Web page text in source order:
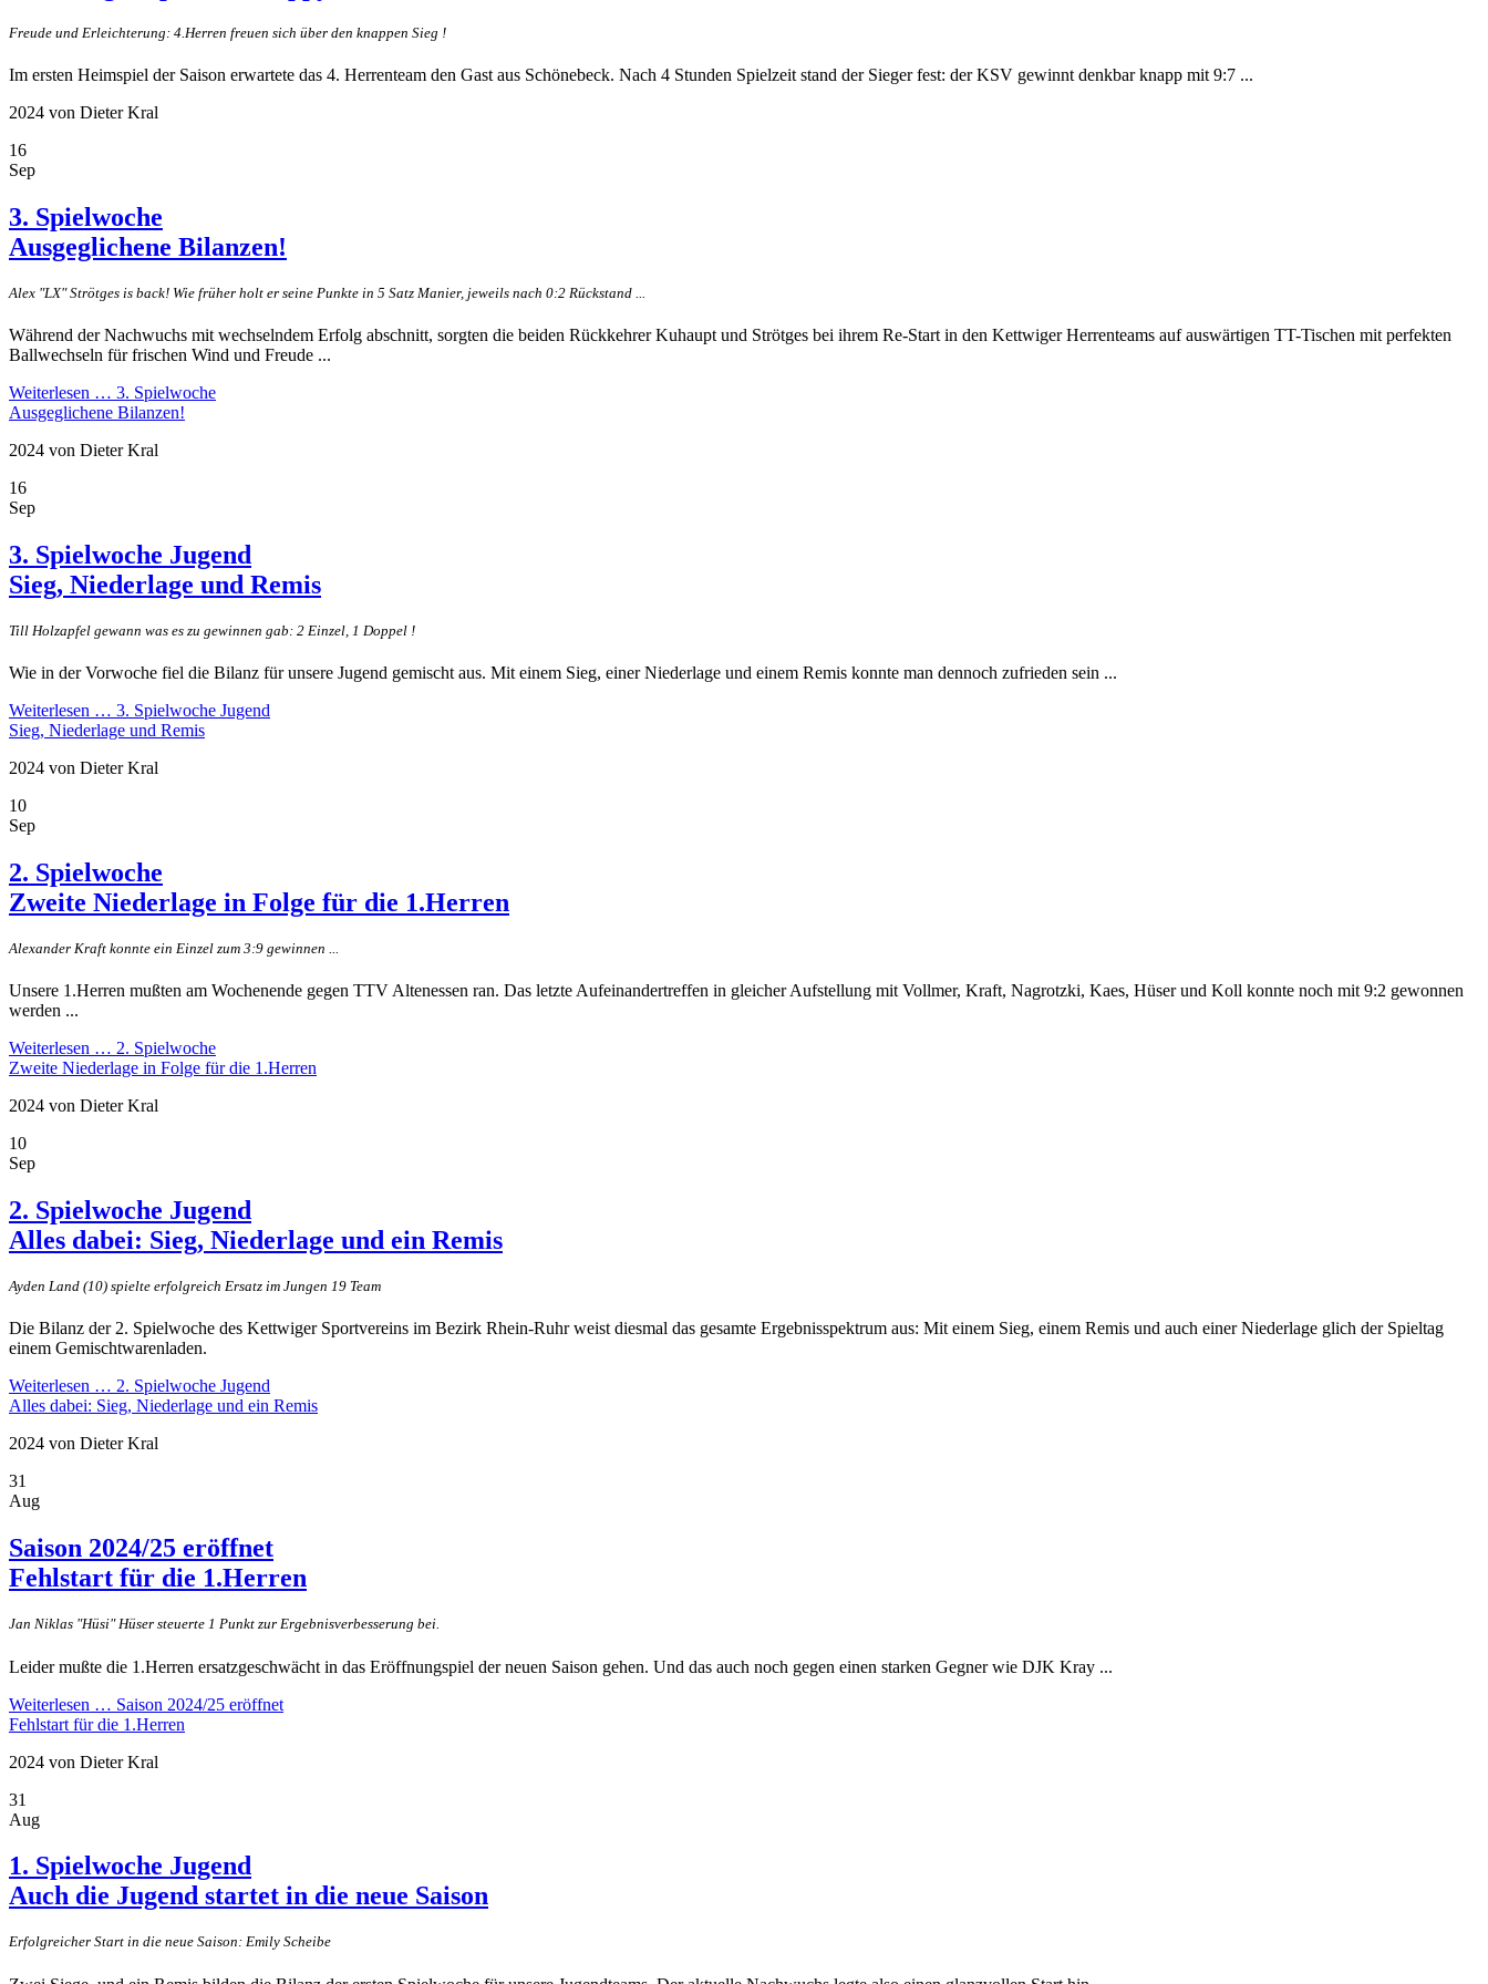
Freude und Erleichterung: 4.Herren freuen sich über den knappen Sieg !
Im ersten Heimspiel der Saison erwartete das 4. Herrenteam den Gast aus Schönebeck. Nach 4 Stunden Spielzeit stand der Sieger fest: der KSV gewinnt denkbar knapp mit 9:7 ...
2024 von Dieter Kral
16
Sep
3. Spielwoche
Ausgeglichene Bilanzen!
Alex "LX" Strötges is back! Wie früher holt er seine Punkte in 5 Satz Manier, jeweils nach 0:2 Rückstand ...
Während der Nachwuchs mit wechselndem Erfolg abschnitt, sorgten die beiden Rückkehrer Kuhaupt und Strötges bei ihrem Re-Start in den Kettwiger Herrenteams auf auswärtigen TT-Tischen mit perfekten
Ballwechseln für frischen Wind und Freude ...
Weiterlesen … 3. Spielwoche
Ausgeglichene Bilanzen!
2024 von Dieter Kral
16
Sep
3. Spielwoche Jugend
Sieg, Niederlage und Remis
Till Holzapfel gewann was es zu gewinnen gab: 2 Einzel, 1 Doppel !
Wie in der Vorwoche fiel die Bilanz für unsere Jugend gemischt aus. Mit einem Sieg, einer Niederlage und einem Remis konnte man dennoch zufrieden sein ...
Weiterlesen … 3. Spielwoche Jugend
Sieg, Niederlage und Remis
2024 von Dieter Kral
10
Sep
2. Spielwoche
Zweite Niederlage in Folge für die 1.Herren
Alexander Kraft konnte ein Einzel zum 3:9 gewinnen ...
Unsere 1.Herren mußten am Wochenende gegen TTV Altenessen ran. Das letzte Aufeinandertreffen in gleicher Aufstellung mit Vollmer, Kraft, Nagrotzki, Kaes, Hüser und Koll konnte noch mit 9:2 gewonnen
werden ...
Weiterlesen … 2. Spielwoche
Zweite Niederlage in Folge für die 1.Herren
2024 von Dieter Kral
10
Sep
2. Spielwoche Jugend
Alles dabei: Sieg, Niederlage und ein Remis
Ayden Land (10) spielte erfolgreich Ersatz im Jungen 19 Team
Die Bilanz der 2. Spielwoche des Kettwiger Sportvereins im Bezirk Rhein-Ruhr weist diesmal das gesamte Ergebnisspektrum aus: Mit einem Sieg, einem Remis und auch einer Niederlage glich der Spieltag
einem Gemischtwarenladen.
Weiterlesen … 2. Spielwoche Jugend
Alles dabei: Sieg, Niederlage und ein Remis
2024 von Dieter Kral
31
Aug
Saison 2024/25 eröffnet
Fehlstart für die 1.Herren
Jan Niklas "Hüsi" Hüser steuerte 1 Punkt zur Ergebnisverbesserung bei.
Leider mußte die 1.Herren ersatzgeschwächt in das Eröffnungspiel der neuen Saison gehen. Und das auch noch gegen einen starken Gegner wie DJK Kray ...
Weiterlesen … Saison 2024/25 eröffnet
Fehlstart für die 1.Herren
2024 von Dieter Kral
31
Aug
1. Spielwoche Jugend
Auch die Jugend startet in die neue Saison
Erfolgreicher Start in die neue Saison: Emily Scheibe